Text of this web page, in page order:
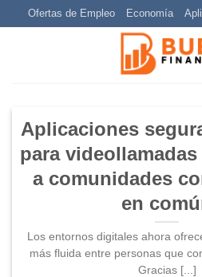
to
Ofertas de Empleo Economía
Aplicaciones
para
a comunidades
en
Los entornos digitales ahora
más fluida entre personas que
Gracias [...]